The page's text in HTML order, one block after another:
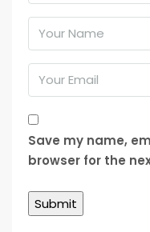
Save my name,
browser for the